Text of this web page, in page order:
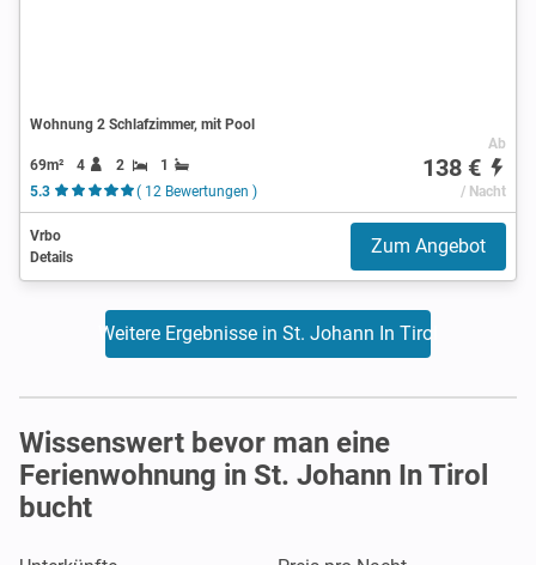
Wohnung 2 Schlafzimmer, mit Pool
69m² 4 2
1
5.3
( 12 Bewertungen )
Ab
138 €
/ Nacht
Vrbo
Details
Zum Angebot
Weitere Ergebnisse in St. Johann In Tirol
Wissenswert bevor man eine
Ferienwohnung in St. Johann In Tirol
bucht